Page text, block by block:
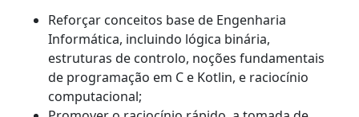
Reforçar conceitos base de Engenharia
Informática, incluindo lógica binária,
estruturas de controlo, noções fundamentais
de programação em C e Kotlin, e raciocínio
computacional;